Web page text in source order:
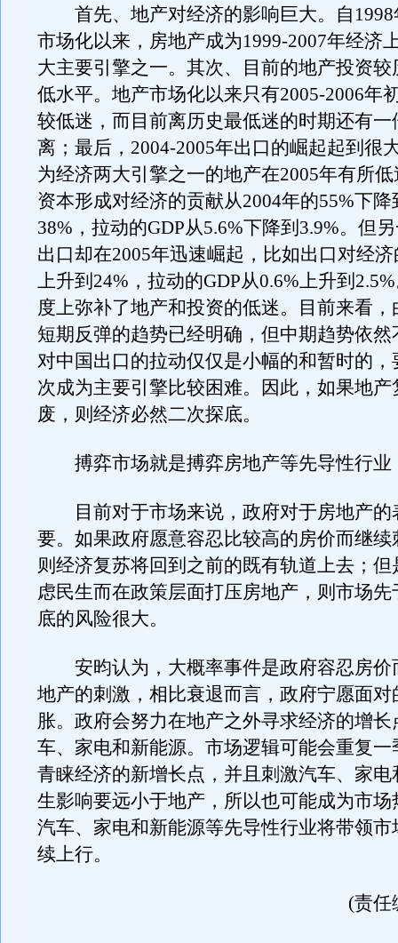
首先、地产对经济的影响巨大。自1998
市场化以来，房地产成为1999-2007年经济
大主要引擎之一。其次、目前的地产投资较
低水平。地产市场化以来只有2005-2006年
较低迷，而目前离历史最低迷的时期还有一
离；最后，2004-2005年出口的崛起起到很
为经济两大引擎之一的地产在2005年有所
资本形成对经济的贡献从2004年的55%下降
38%，拉动的GDP从5.6%下降到3.9%。但
出口却在2005年迅速崛起，比如出口对经
上升到24%，拉动的GDP从0.6%上升到
度上弥补了地产和投资的低迷。目前来看
短期反弹的趋势已经明确，但中期趋势依然
对中国出口的拉动仅仅是小幅的和暂时的，
次成为主要引擎比较困难。因此，如果地产
废，则经济必然二次探底。
搏弈市场就是搏弈房地产等先导性行业
目前对于市场来说，政府对于房地产的
要。如果政府愿意容忍比较高的房价而继续
则经济复苏将回到之前的既有轨道上去；
虑民生而在政策层面打压房地产，则市场
底的风险很大。
安昀认为，大概率事件是政府容忍房价
地产的刺激，相比衰退而言，政府宁愿面对
胀。政府会努力在地产之外寻求经济的增长
车、家电和新能源。市场逻辑可能会重复一
青睐经济的新增长点，并且刺激汽车、家电
生影响要远小于地产，所以也可能成为市场
汽车、家电和新能源等先导性行业将带领市
续上行。
(责任